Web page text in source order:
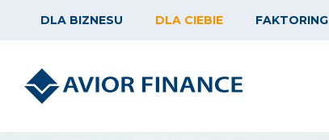
DLA BIZNESU DLA CIEBIE FAKTORING